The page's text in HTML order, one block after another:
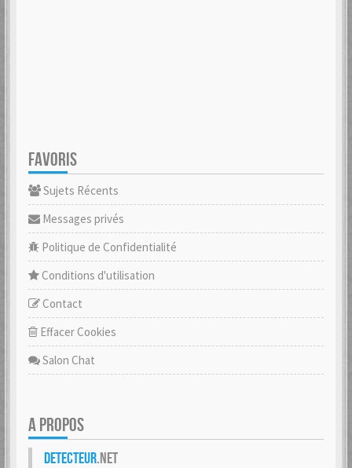
FAVORIS
Sujets Récents
Messages privés
Politique de Confidentialité
Conditions d'utilisation
Contact
Effacer Cookies
Salon Chat
A PROPOS
Detecteur.net